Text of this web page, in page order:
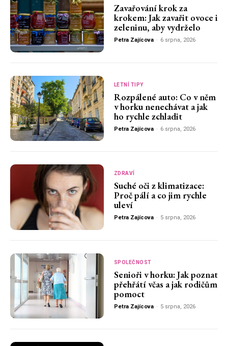
Zavařování krok za
krokem: Jak zavařit ovoce i
zeleninu, aby vydrželo
Petra Zajícova - 6 srpna, 2026
LETNÍ TIPY
Rozpálené auto: Co v něm
v horku nenechávat a jak
ho rychle zchladit
Petra Zajícova - 6 srpna, 2026
ZDRAVÍ
Suché oči z klimatizace:
Proč pálí a co jim rychle
uleví
Petra Zajícova - 5 srpna, 2026
SPOLEČNOST
Senioři v horku: Jak poznat
přehřátí včas a jak rodičům
pomoct
Petra Zajícova - 5 srpna, 2026